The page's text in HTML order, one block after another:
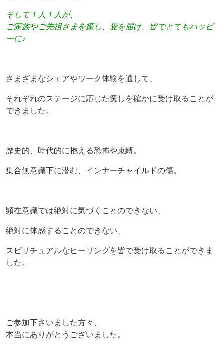
そして１人１人が、
ご家族やご先祖さまを癒し、愛を届け、皆でとてもハッピ
ーに♪
さまざまなシェアやワーク体験を通して、
それぞれのステージに応じた癒しを確かに受け取ることが
できました。
歴史的、時代的に抱える恐怖や束縛。
集合無意識下に潜む、インナーチャイルドの傷。
顕在意識では絶対に気づくことのできない、
絶対に体感することのできない、
スピリチュアルなヒーリングを皆で受け取ることができま
した。
ご参加下さいました方々、
本当にありがとうございました。